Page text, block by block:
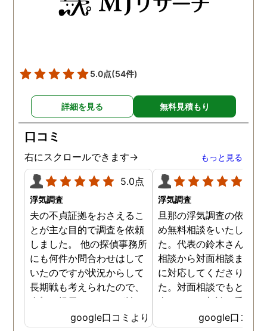
5.0点(54件)
詳細を見る 無料見積もり
口コミ
右にスクロールできます→ もっと見る
5.0点
浮気調査
夫の不貞証拠をおさえるこ
とが主な目的で調査を依頼
しました。 他の探偵事務所
にも何件か問合わせはして
いたのですが状況からして
長期戦も考えられたので、
金額を提示されそれが払え
ないとそもそも相談もでき
google口コミより
浮気調査
旦那の浮気調査の依頼の
め無料相談をいたしまし
た。代表の鈴木さんが電
相談から対面相談まです
に対応してくださりまし
た。対面相談でもとても
身になって相談に乗って
ださりすぐに契約といっ
google口コミ